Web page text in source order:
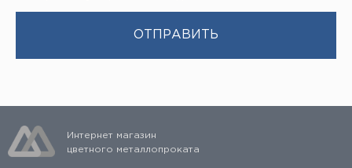
Интернет магазин
цветного металлопроката